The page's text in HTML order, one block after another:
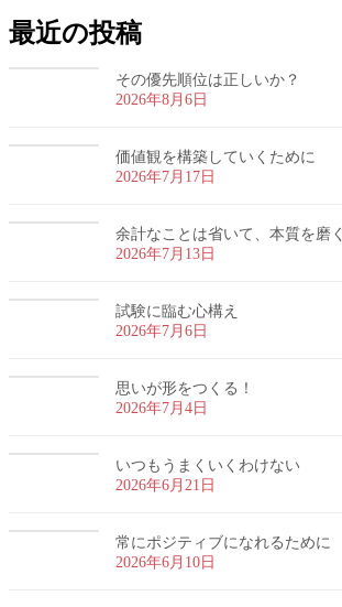
最近の投稿
その優先順位は正しいか？
2026年8月6日
価値観を構築していくために
2026年7月17日
余計なことは省いて、本質を磨く
2026年7月13日
試験に臨む心構え
2026年7月6日
思いが形をつくる！
2026年7月4日
いつもうまくいくわけない
2026年6月21日
常にポジティブになれるために
2026年6月10日